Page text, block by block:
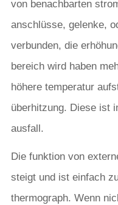
von benachbarten
anschlüsse, gelenke,
verbunden, die
bereich wird haben
höhere temperatur
überhitzung. Diese ist
ausfall.
Die funktion von
steigt und ist einfach
thermograph. Wenn